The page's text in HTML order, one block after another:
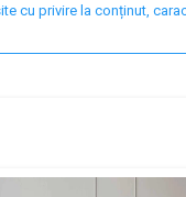
cu privire la conținut,